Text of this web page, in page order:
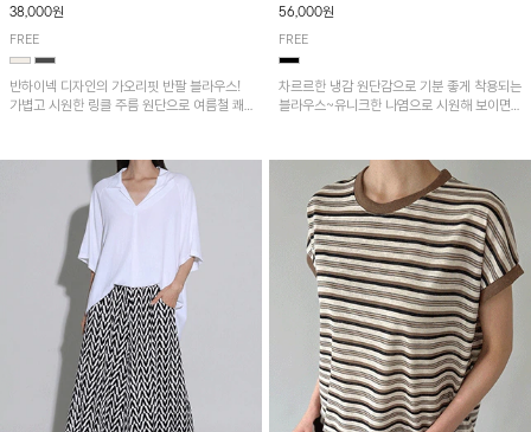
38,000원
FREE
반하이넥 디자인의 가오리핏 반팔 블라우스!
가볍고 시원한 링클 주름 원단으로 여름철 쾌
56,000원
FREE
차르르한 냉감 원단감으로 기분 좋게 착용되는
블라우스~유니크한 나염으로 시원해 보이면